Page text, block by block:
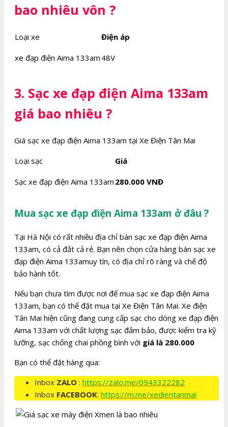
bao nhiêu vôn ?
Loại xe Điện áp
xe đạp điện Aima 133am 48V
3. Sạc xe đạp điện Aima 133am
giá bao nhiêu ?
Giá sạc xe đạp điện Aima 133am tại Xe Điện Tân Mai
Loại sạc
Giá
Sạc xe đạp điện Aima 133am 280.000 VNĐ
Mua sạc xe đạp điện Aima 133am ở đâu ?
Tại Hà Nội có rất nhiều địa chỉ bán sạc xe đạp điện Aima
133am, có cả đắt cả rẻ. Bạn nên chọn cửa hàng bán sạc xe
đạp điện Aima 133amuy tín, có địa chỉ rõ ràng và chế độ
bảo hành tốt.
Nếu bạn chưa tìm được nơi để mua sạc xe đạp điện Aima
133am, bạn có thể đặt mua tại Xe Điện Tân Mai. Xe điện
Tân Mai hiện cũng đang cung cấp sạc cho dòng xe đạp điện
Aima 133am với chất lượng sạc đảm bảo, được kiểm tra kỹ
lưỡng, sạc chống chai phồng bình với giá là 280.000
Bạn có thể đặt hàng qua:
Inbox ZALO : https://zalo.me/0943322282
Inbox FACEBOOK: https://m.me/xedientanmai